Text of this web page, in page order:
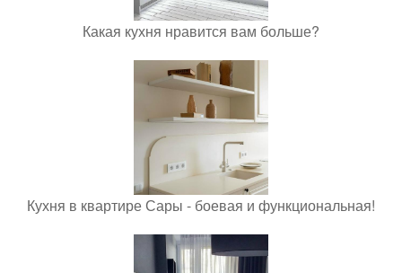
Какая кухня нравится вам больше?
Кухня в квартире Сары - боевая и функциональная!